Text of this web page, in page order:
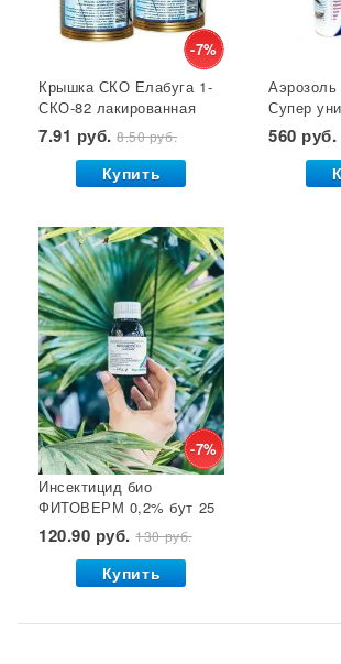
Кустодержатели Кокосовый
Отпугиватель крыс
Гет от тараканов Отрава от крыс
-7%
Крышка СКО Елабуга 1-
СКО-82 лакированная
Звезда 1/50/600*
7.91 руб.8.50 руб.
Купить
Супер
(двойное
GB 1/24*
560 руб.
-7%
Инсектицид био
ФИТОВЕРМ 0,2% бут 25
мл ВХ 1/30
120.90 руб.130 руб.
Купить